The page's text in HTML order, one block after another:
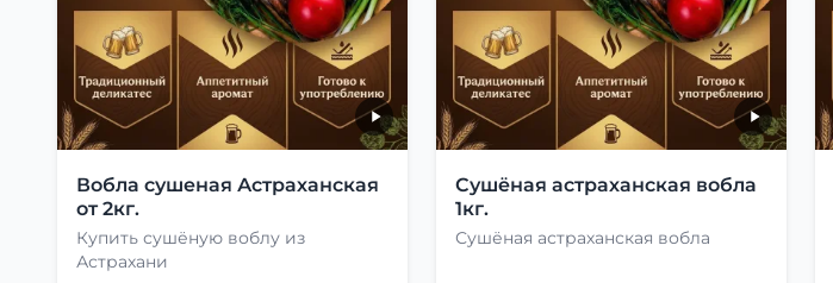
Вобла сушеная Астраханская
от 2кг.
Купить сушёную воблу из
Астрахани
Сушёная астраханская вобла
1кг.
Сушёная астраханская вобла